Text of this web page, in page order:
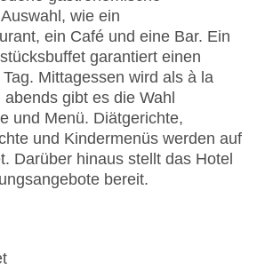
Outdoor Pool: ohne Gebühr,
Express, Diners Club,
Visa
4 Sterne
wie ein
ein Café und eine Bar. Ein
garantiert einen
Mittagessen wird als à la
gibt es die Wahl
und Menü. Diätgerichte,
und Kindermenüs werden auf
Darüber hinaus stellt das Hotel
bereit.